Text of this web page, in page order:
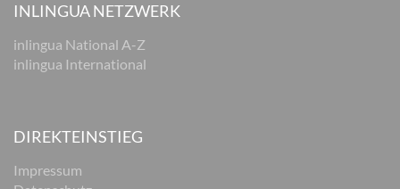
INLINGUA NETZWERK
inlingua National A-Z
inlingua International
DIREKTEINSTIEG
Impressum